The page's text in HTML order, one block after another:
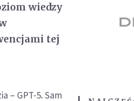
wiedzy
tej
– GPT-5. Sam